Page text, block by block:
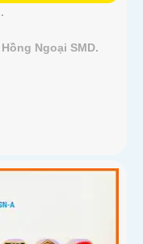
Ngoại SMD.